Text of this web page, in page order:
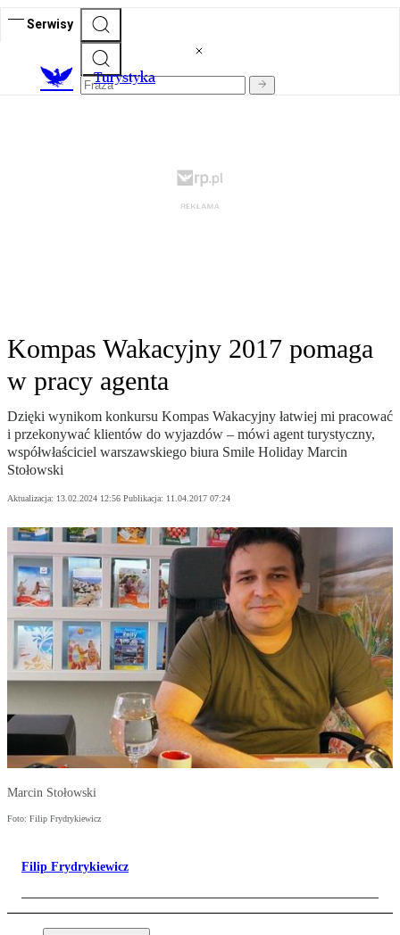
Serwisy
Turystyka
Kompas Wakacyjny 2017 pomaga
w pracy agenta
Dzięki wynikom konkursu Kompas Wakacyjny łatwiej mi pracować
i przekonywać klientów do wyjazdów – mówi agent turystyczny,
współwłaściciel warszawskiego biura Smile Holiday Marcin
Stołowski
Aktualizacja: 13.02.2024 12:56 Publikacja: 11.04.2017 07:24
Marcin Stołowski
Foto: Filip Frydrykiewicz
Filip Frydrykiewicz